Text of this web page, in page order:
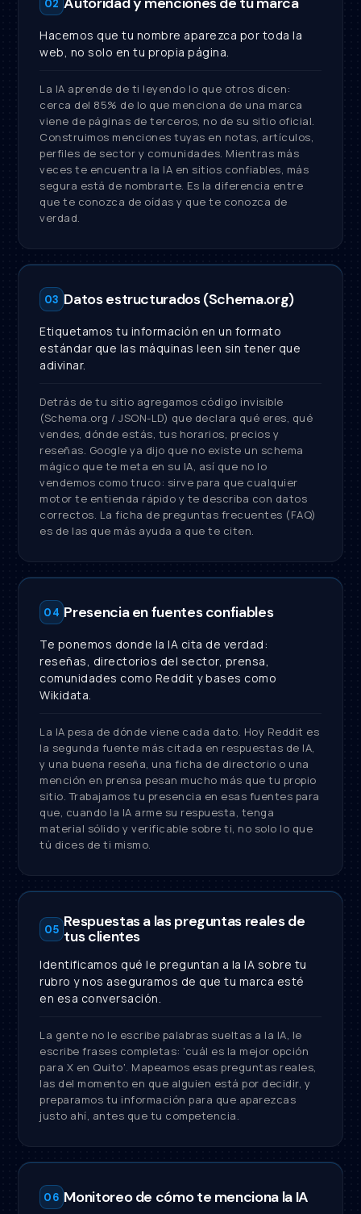
02
Hacemos que tu nombre aparezca por toda la
web, no solo en tu propia página.
La IA aprende de ti leyendo lo que otros dicen:
cerca del 85% de lo que menciona de una marca
viene de páginas de terceros, no de su sitio oficial.
Construimos menciones tuyas en notas, artículos,
perfiles de sector y comunidades. Mientras más
veces te encuentra la IA en sitios confiables, más
segura está de nombrarte. Es la diferencia entre
que te conozca de oídas y que te conozca de
verdad.
03 Datos estructurados (Schema.org)
Etiquetamos tu información en un formato
estándar que las máquinas leen sin tener que
adivinar.
Detrás de tu sitio agregamos código invisible
(Schema.org / JSON-LD) que declara qué eres, qué
vendes, dónde estás, tus horarios, precios y
reseñas. Google ya dijo que no existe un schema
mágico que te meta en su IA, así que no lo
vendemos como truco: sirve para que cualquier
motor te entienda rápido y te describa con datos
correctos. La ficha de preguntas frecuentes (FAQ)
es de las que más ayuda a que te citen.
04 Presencia en fuentes confiables
Te ponemos donde la IA cita de verdad:
reseñas, directorios del sector, prensa,
comunidades como Reddit y bases como
Wikidata.
La IA pesa de dónde viene cada dato. Hoy Reddit es
la segunda fuente más citada en respuestas de IA,
y una buena reseña, una ficha de directorio o una
mención en prensa pesan mucho más que tu propio
sitio. Trabajamos tu presencia en esas fuentes para
que, cuando la IA arme su respuesta, tenga
material sólido y verificable sobre ti, no solo lo que
tú dices de ti mismo.
05 Respuestas a las preguntas reales de
tus clientes
Identificamos qué le preguntan a la IA sobre tu
rubro y nos aseguramos de que tu marca esté
en esa conversación.
La gente no le escribe palabras sueltas a la IA, le
escribe frases completas: 'cuál es la mejor opción
para X en Quito'. Mapeamos esas preguntas reales,
las del momento en que alguien está por decidir, y
preparamos tu información para que aparezcas
justo ahí, antes que tu competencia.
06 Monitoreo de cómo te menciona la IA